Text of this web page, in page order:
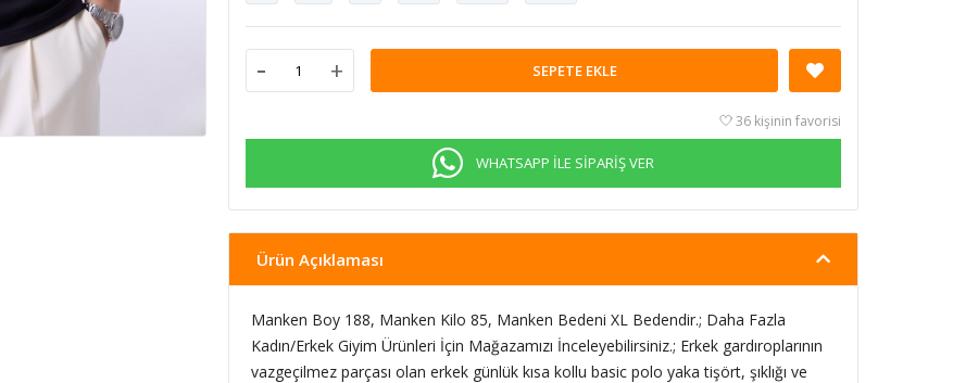
- + SEPETE EKLE
36 kişinin favorisi
WHATSAPP İLE SİPARİŞ VER
Ürün Açıklaması
Manken Boy 188, Manken Kilo 85, Manken Bedeni XL Bedendir.; Daha Fazla
Kadın/Erkek Giyim Ürünleri İçin Mağazamızı İnceleyebilirsiniz.; Erkek gardıroplarının
vazgeçilmez parçası olan erkek günlük kısa kollu basic polo yaka tişört, şıklığı ve